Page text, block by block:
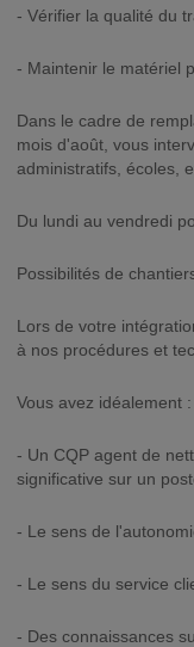
- Vérifier la qualité du
- Maintenir le matériel
Dans le cadre de
mois d'août, vous
administratifs, écoles,
Du lundi au vendredi
Possibilités de
Lors de votre
à nos procédures et
Vous avez idéalement :
- Un CQP agent de
significative sur un
- Le sens de
- Le sens du service
- Des connaissances